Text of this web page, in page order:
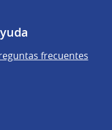
frecuentes